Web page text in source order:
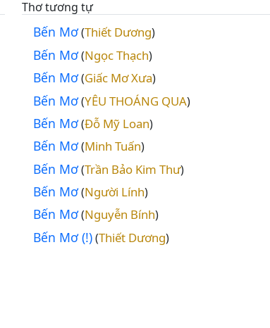
Thơ tương tự
Bến Mơ(Thiết Dương)
Bến Mơ(Ngọc Thạch)
Bến Mơ(Giấc Mơ Xưa)
Bến Mơ(YÊU THOÁNG QUA)
Bến Mơ(Đỗ Mỹ Loan)
Bến Mơ(Minh Tuấn)
Bến Mơ(Trần Bảo Kim Thư)
Bến Mơ(Người Lính)
Bến Mơ(Nguyễn Bính)
Bến Mơ (!)(Thiết Dương)